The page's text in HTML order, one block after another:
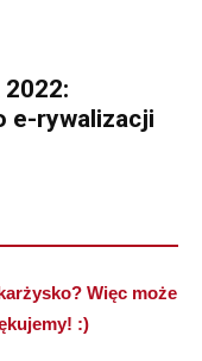
e-rywalizacji
Więc może
:)